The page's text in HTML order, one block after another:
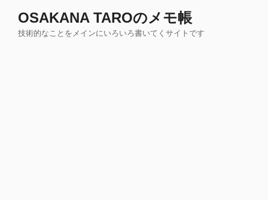
OSAKANA TAROのメモ帳
技術的なことをメインにいろいろ書いてくサイトです